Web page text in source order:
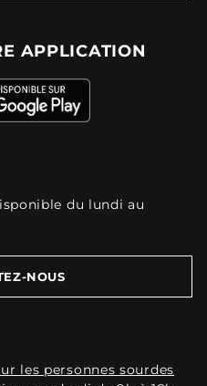
APPLICATION
du lundi au
NOUS
les personnes sourdes